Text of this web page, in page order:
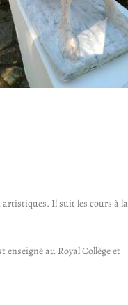
artistiques. Il suit les cours à la
au Royal Collège et